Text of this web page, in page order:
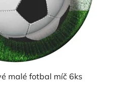
malé fotbal míč 6ks